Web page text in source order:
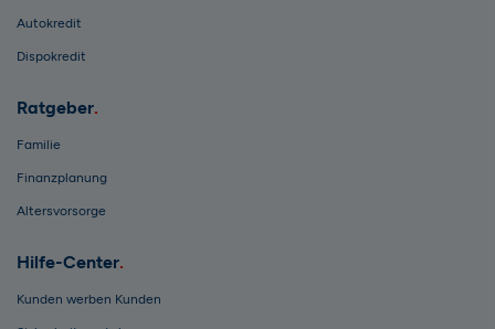
Autokredit
Dispokredit
Ratgeber
Familie
Finanzplanung
Altersvorsorge
Hilfe-Center
Kunden werben Kunden